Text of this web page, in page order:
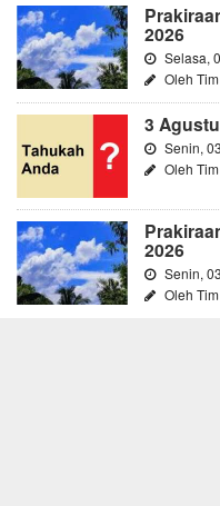
2026
Selasa,
Oleh
3
Senin,
Oleh
2026
Senin,
Oleh